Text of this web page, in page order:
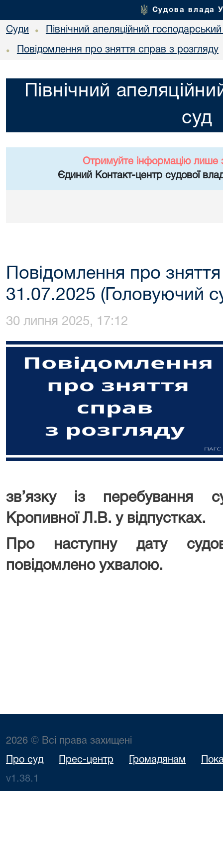
Судова влада
Суди • Північний апеляційний
• Повідомлення про зняття справ з розгляду
Північний
суд
Отримуйте інформацію лише
Єдиний Контакт-центр судової
Повідомлення про
31.07.2025 (Головуючий
30 липня 2025, 17:12
зв’язку із перебування
Кропивної Л.В. у відпустках.
Про наступну дату
повідомлено ухвалою.
2026 © Всі права захищені
Про суд Прес-центр Громадянам
v1.38.1